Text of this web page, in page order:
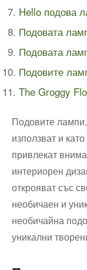
Hello подова
Подовата
Подовата
Подовите
The Groggy
Подовите
използват и
привлекат
интериорен
открояват със
необичаен и
необичайна
уникални